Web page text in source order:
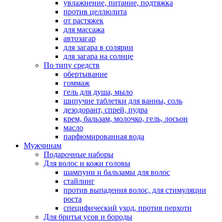
увлажнение, питание, подтяжка
против целлюлита
от растяжек
для массажа
автозагар
для загара в солярии
для загара на солнце
По типу средств
обертывание
гоммаж
гель для душа, мыло
шипучие таблетки для ванны, соль
дезодорант, спрей, пудра
крем, бальзам, молочко, гель, лосьон
масло
парфюмированная вода
Мужчинам
Подарочные наборы
Для волос и кожи головы
шампуни и бальзамы для волос
стайлинг
против выпадения волос, для стимуляции
роста
специфический уход, против перхоти
Для бритья усов и бороды